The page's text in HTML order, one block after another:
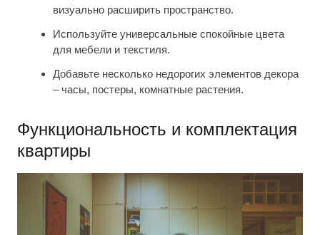
визуально расширить пространство.
Используйте универсальные спокойные цвета
для мебели и текстиля.
Добавьте несколько недорогих элементов декора
– часы, постеры, комнатные растения.
Функциональность и комплектация
квартиры